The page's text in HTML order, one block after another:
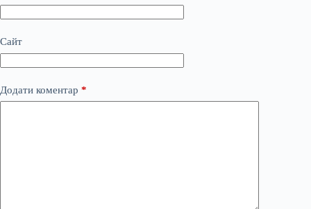
Сайт
Додати коментар *